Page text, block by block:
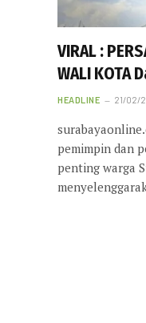
VIRAL :
WALI KOTA
HEADLINE 21/02/
pemimpin dan
penting warga